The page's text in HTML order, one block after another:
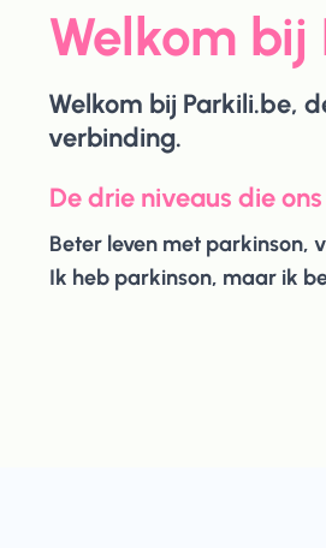
Welkom bij
Welkom bij Parkili.be,
verbinding.
De drie niveaus die
Beter leven met parkinson,
Ik heb parkinson, maar ik